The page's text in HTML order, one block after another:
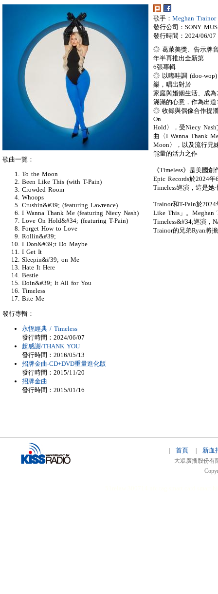
歌手： Meghan
發行公司：SONY
發行時間：2024/06/07
◎ 葛萊美獎、告示牌
年半再推出全新第
6張專輯
◎ 以嘟哇調 (doo-wop)
樂，唱出對於
家庭與婚姻生活、成
滿滿的心意，作為出
◎ 收錄與偶像合作提
On
Hold〉，受Niecy
曲〈I Wanna Thank
Moon〉，以及流行兄
能量的活力之作
《Timeless》是美國
Epic Records於2024
Timeless巡演，這是
Trainor和T-Pain於
Like This」。Meghan
Timeless&#34;巡演，
Trainor的兄弟Ryan將
歌曲一覽：
To the Moon
Been Like This (with T-Pain)
Crowded Room
Whoops
Crushin&#39; (featuring Lawrence)
I Wanna Thank Me (featuring Niecy Nash)
Love On Hold&#34; (featuring T-Pain)
Forget How to Love
Rollin&#39;
I Don&#39;t Do Maybe
I Get It
Sleepin&#39; on Me
Hate It Here
Bestie
Doin&#39; It All for You
Timeless
Bite Me
發行專輯：
永恆經典 / Timeless
發行時間：2024/06/07
超感謝/THANK YOU
發行時間：2016/05/13
招牌金曲-CD+DVD重量進化版
發行時間：2015/11/20
招牌金曲
發行時間：2015/01/16
首頁 新血
大眾廣播股份有